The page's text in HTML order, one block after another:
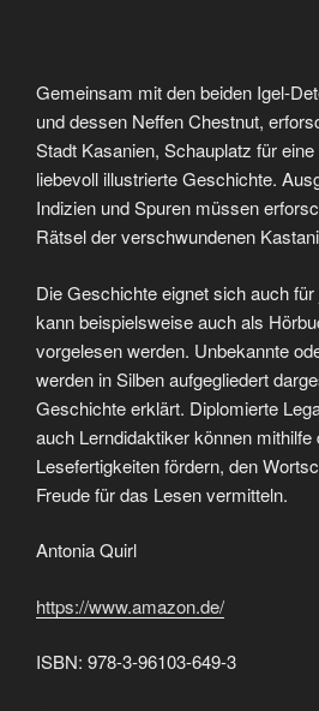
Gemeinsam mit den beiden Igel-
und dessen Neffen Chestnut,
Stadt Kasanien, Schauplatz für
liebevoll illustrierte Geschichte.
Indizien und Spuren müssen
Rätsel der verschwundenen
Die Geschichte eignet sich auch
kann beispielsweise auch als
vorgelesen werden. Unbekannte
werden in Silben aufgegliedert
Geschichte erklärt. Diplomierte
auch Lerndidaktiker können mithilfe
Lesefertigkeiten fördern, den
Freude für das Lesen vermitteln.
Antonia Quirl
https://www.amazon.de/
ISBN: 978-3-96103-649-3